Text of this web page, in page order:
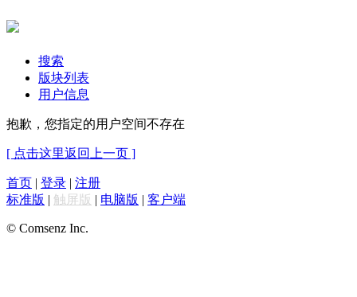
搜索
版块列表
用户信息
抱歉，您指定的用户空间不存在
[ 点击这里返回上一页 ]
首页 | 登录 | 注册
标准版 | 触屏版 | 电脑版 | 客户端
© Comsenz Inc.